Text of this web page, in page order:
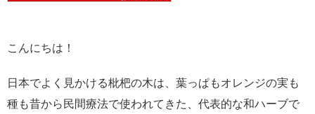
こんにちは！
日本でよく見かける枇杷の木は、葉っぱもオレンジの実も
種も昔から民間療法で使われてきた、代表的な和ハーブで